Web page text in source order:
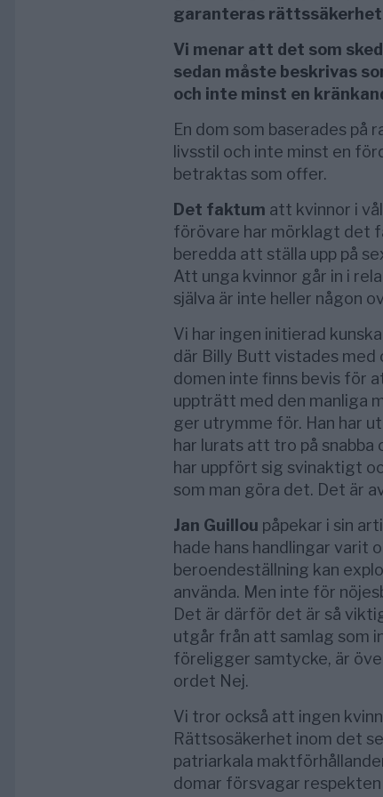
garanteras
Vi menar att det som
sedan måste beskrivas
och inte minst en
En dom som baserades på
livsstil och inte minst en
betraktas som offer.
Det faktum att kvinnor i
förövare har mörklagt det
beredda att ställa upp på
Att unga kvinnor går in i
själva är inte heller någon
Vi har ingen initierad
där Billy Butt vistades med
domen inte finns bevis för
uppträtt med den manliga
ger utrymme för. Han har
har lurats att tro på snabba
har uppfört sig svinaktigt
som man göra det. Det är
Jan Guillou påpekar i sin
hade hans handlingar varit
beroendeställning kan
använda. Men inte för
Det är därför det är så
utgår från att samlag som
föreligger samtycke, är
ordet Nej.
Vi tror också att ingen
Rättsosäkerhet inom det
patriarkala
domar försvagar